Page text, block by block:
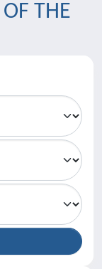
THE